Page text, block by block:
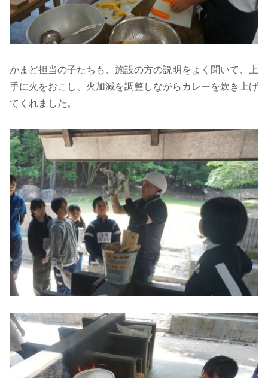
かまど担当の子たちも、施設の方の説明をよく聞いて、上
手に火をおこし、火加減を調整しながらカレーを炊き上げ
てくれました。